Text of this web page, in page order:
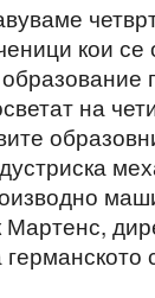
кои се
на